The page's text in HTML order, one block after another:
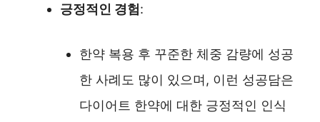
긍정적인 경험:
한약 복용 후 꾸준한 체중 감량에 성공
한 사례도 많이 있으며, 이런 성공담은
다이어트 한약에 대한 긍정적인 인식